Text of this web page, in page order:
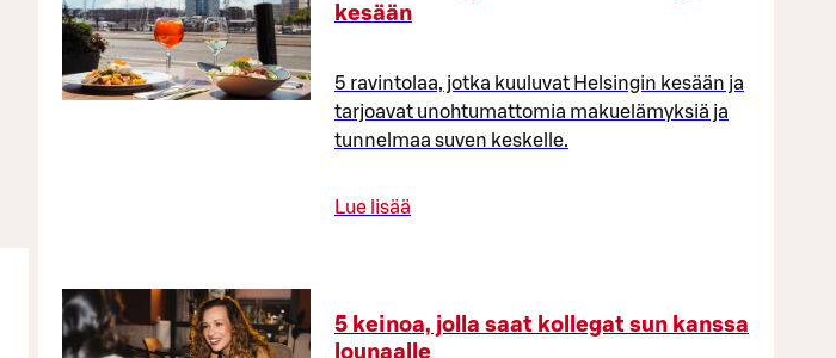
kesään
5 ravintolaa, jotka kuuluvat Helsingin kesään ja
tarjoavat unohtumattomia makuelämyksiä ja
tunnelmaa suven keskelle.
Lue lisää
5 keinoa, jolla saat kollegat sun kanssa
lounaalle